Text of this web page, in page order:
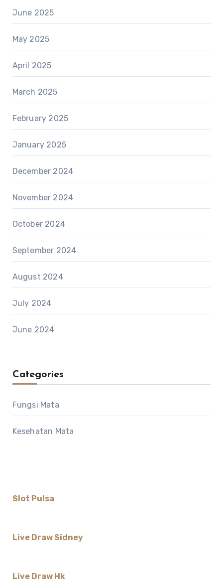
June 2025
May 2025
April 2025
March 2025
February 2025
January 2025
December 2024
November 2024
October 2024
September 2024
August 2024
July 2024
June 2024
Categories
Fungsi Mata
Kesehatan Mata
Slot Pulsa
Live Draw Sidney
Live Draw Hk